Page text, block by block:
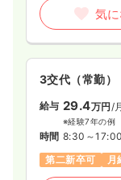
気
3交代（常勤）
給与 29.4万円/
※経験7年の例
時間 8:30～17:00
第二新卒可
月